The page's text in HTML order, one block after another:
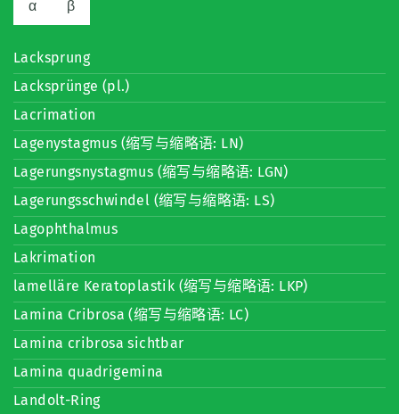
α β
Lacksprung
Lacksprünge (pl.)
Lacrimation
Lagenystagmus (缩写与缩略语: LN)
Lagerungsnystagmus (缩写与缩略语: LGN)
Lagerungsschwindel (缩写与缩略语: LS)
Lagophthalmus
Lakrimation
lamelläre Keratoplastik (缩写与缩略语: LKP)
Lamina Cribrosa (缩写与缩略语: LC)
Lamina cribrosa sichtbar
Lamina quadrigemina
Landolt-Ring